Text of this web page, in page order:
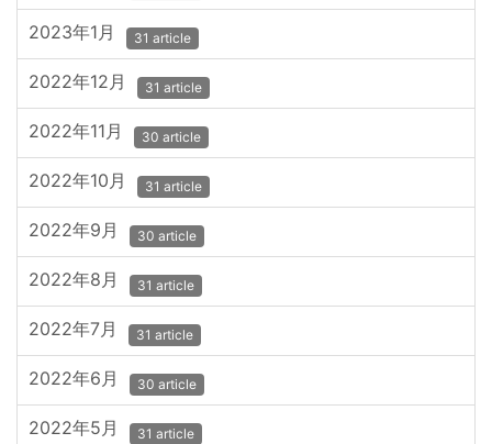
2023年1月 31 article
2022年12月 31 article
2022年11月 30 article
2022年10月 31 article
2022年9月 30 article
2022年8月 31 article
2022年7月 31 article
2022年6月 30 article
2022年5月 31 article